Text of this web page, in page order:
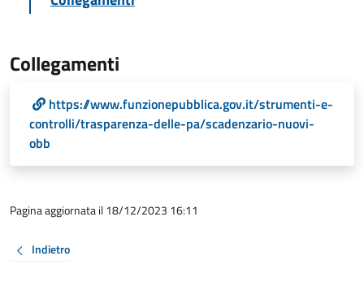
Collegamenti
https://www.funzionepubblica.gov.it/strumenti-e-
controlli/trasparenza-delle-pa/scadenzario-nuovi-
obb
Pagina aggiornata il 18/12/2023 16:11
Indietro